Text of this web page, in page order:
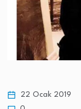
22 Ocak 2019